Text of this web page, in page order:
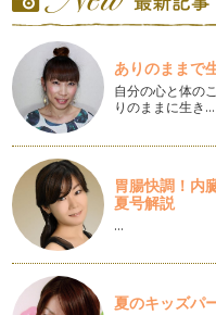
祇園祭り
コンコンチキチン、コン
祭りモード全開です。祇園…
たなばた（七夕・棚機）
むかしむかし、天の川のほ
姫は機織りが大変上手で、…
日本人の美しい立ち居振
『江戸しぐさ』ってお聞
ほど前から公共広告機構が
能
能というと、堅苦しい、
が高…
ありのままで
自分の心と体の
りのままに生き…
胃腸快調！
夏号解説
…
夏のキッズパ